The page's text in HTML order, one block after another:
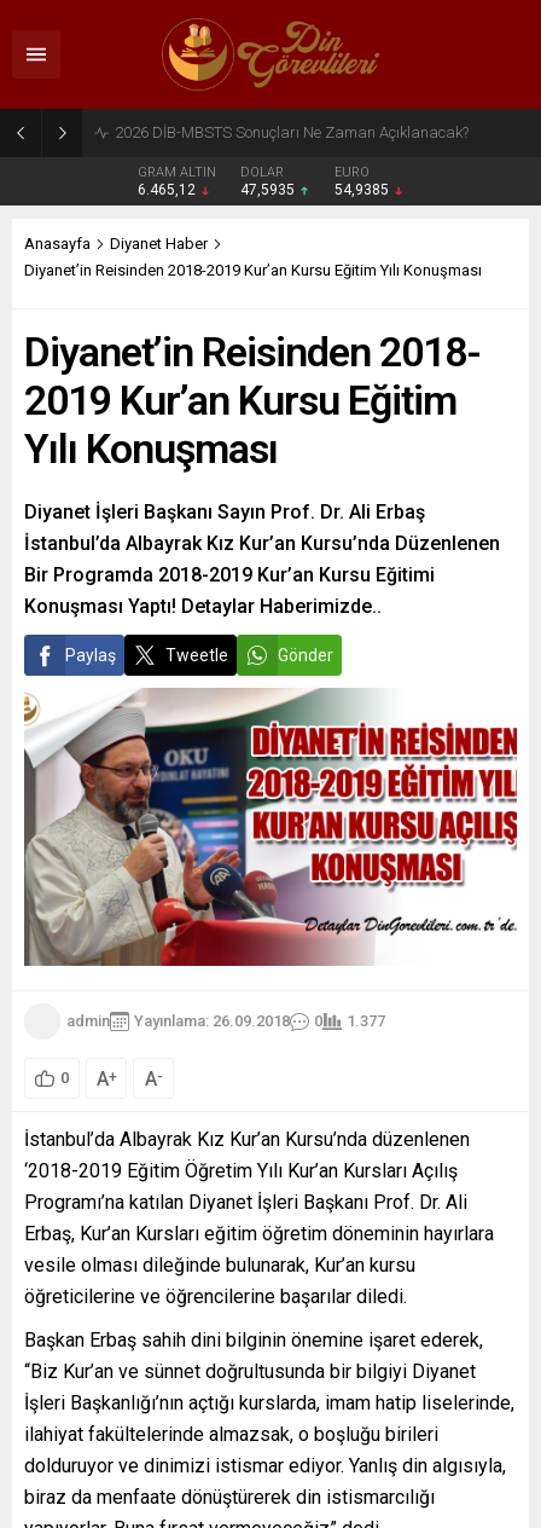
2026 DİB-MBSTS Ne Zaman?
GRAM ALTIN
6.465,12
DOLAR
47,5935
EURO
54,9385
Anasayfa
Diyanet Haber
Diyanet’in Reisinden 2018-2019 Kur’an Kursu Eğitim Yılı Konuşması
Diyanet’in Reisinden 2018-
2019 Kur’an Kursu Eğitim
Yılı Konuşması
Diyanet İşleri Başkanı Sayın Prof. Dr. Ali Erbaş
İstanbul’da Albayrak Kız Kur’an Kursu’nda Düzenlenen
Bir Programda 2018-2019 Kur’an Kursu Eğitimi
Konuşması Yaptı! Detaylar Haberimizde..
Paylaş Tweetle Gönder
admin Yayınlama: 26.09.2018 0 1.377
0 A+ A-
İstanbul’da Albayrak Kız Kur’an Kursu’nda düzenlenen
‘2018-2019 Eğitim Öğretim Yılı Kur’an Kursları Açılış
Programı’na katılan Diyanet İşleri Başkanı Prof. Dr. Ali
Erbaş, Kur’an Kursları eğitim öğretim döneminin hayırlara
vesile olması dileğinde bulunarak, Kur’an kursu
öğreticilerine ve öğrencilerine başarılar diledi.
Başkan Erbaş sahih dini bilginin önemine işaret ederek,
“Biz Kur’an ve sünnet doğrultusunda bir bilgiyi Diyanet
İşleri Başkanlığı’nın açtığı kurslarda, imam hatip liselerinde,
ilahiyat fakültelerinde almazsak, o boşluğu birileri
dolduruyor ve dinimizi istismar ediyor. Yanlış din algısıyla,
biraz da menfaate dönüştürerek din istismarcılığı